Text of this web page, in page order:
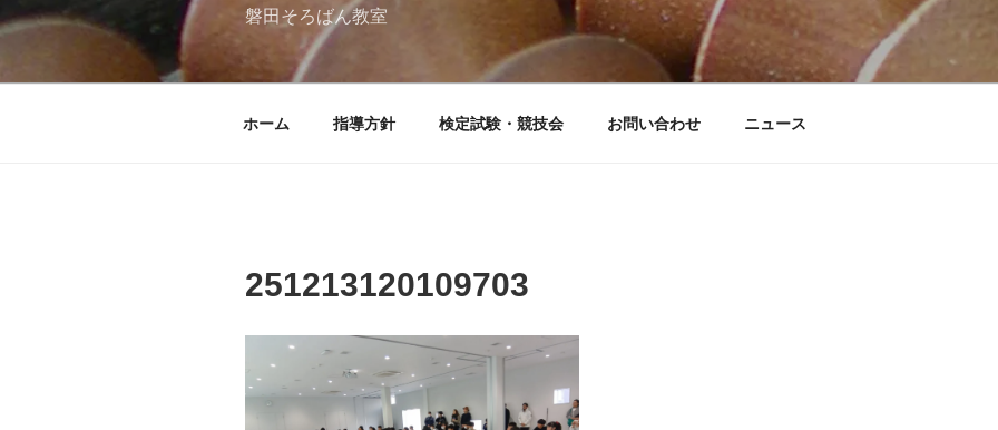
プ
磐田そろばん教室
ホーム 指導方針 検定試験・競技会 お問い合わせ ニュース
251213120109703